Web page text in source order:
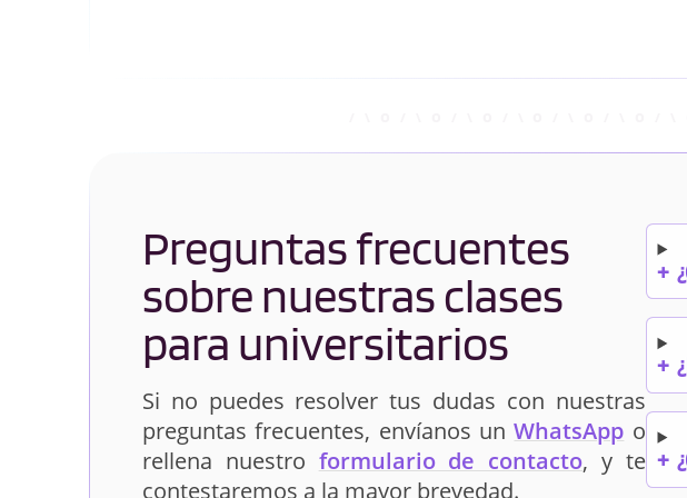
Preguntas frecuentes
sobre nuestras clases
para universitarios
Si no puedes resolver tus dudas con nuestras
preguntas frecuentes, envíanos unWhatsApp o
rellena nuestro formulario de contacto, y te
contestaremos a la mayor brevedad.
+
+
+